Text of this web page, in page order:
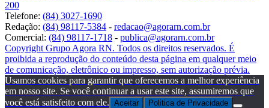
200
Telefone: (84) 3027-1690
Redação: (84) 98117-5384 - redacao@agorarn.com.br
Comercial: (84) 98117-1718 - publica@agorarn.com.br
Copyright Grupo Agora RN. Todos os direitos reservados. É
proibida a reprodução do conteúdo desta página em qualquer meio
de comunicação, eletrônico ou impresso, sem autorização prévia.
Usamos cookies para garantir que oferecemos a melhor experiência
em nosso site. Se você continuar a usar este site, assumiremos que
você está satisfeito com ele. Aceitar Politica de Privacidade